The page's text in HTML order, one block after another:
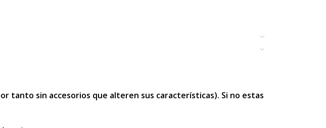
tanto sin accesorios que alteren sus características). Si no estas